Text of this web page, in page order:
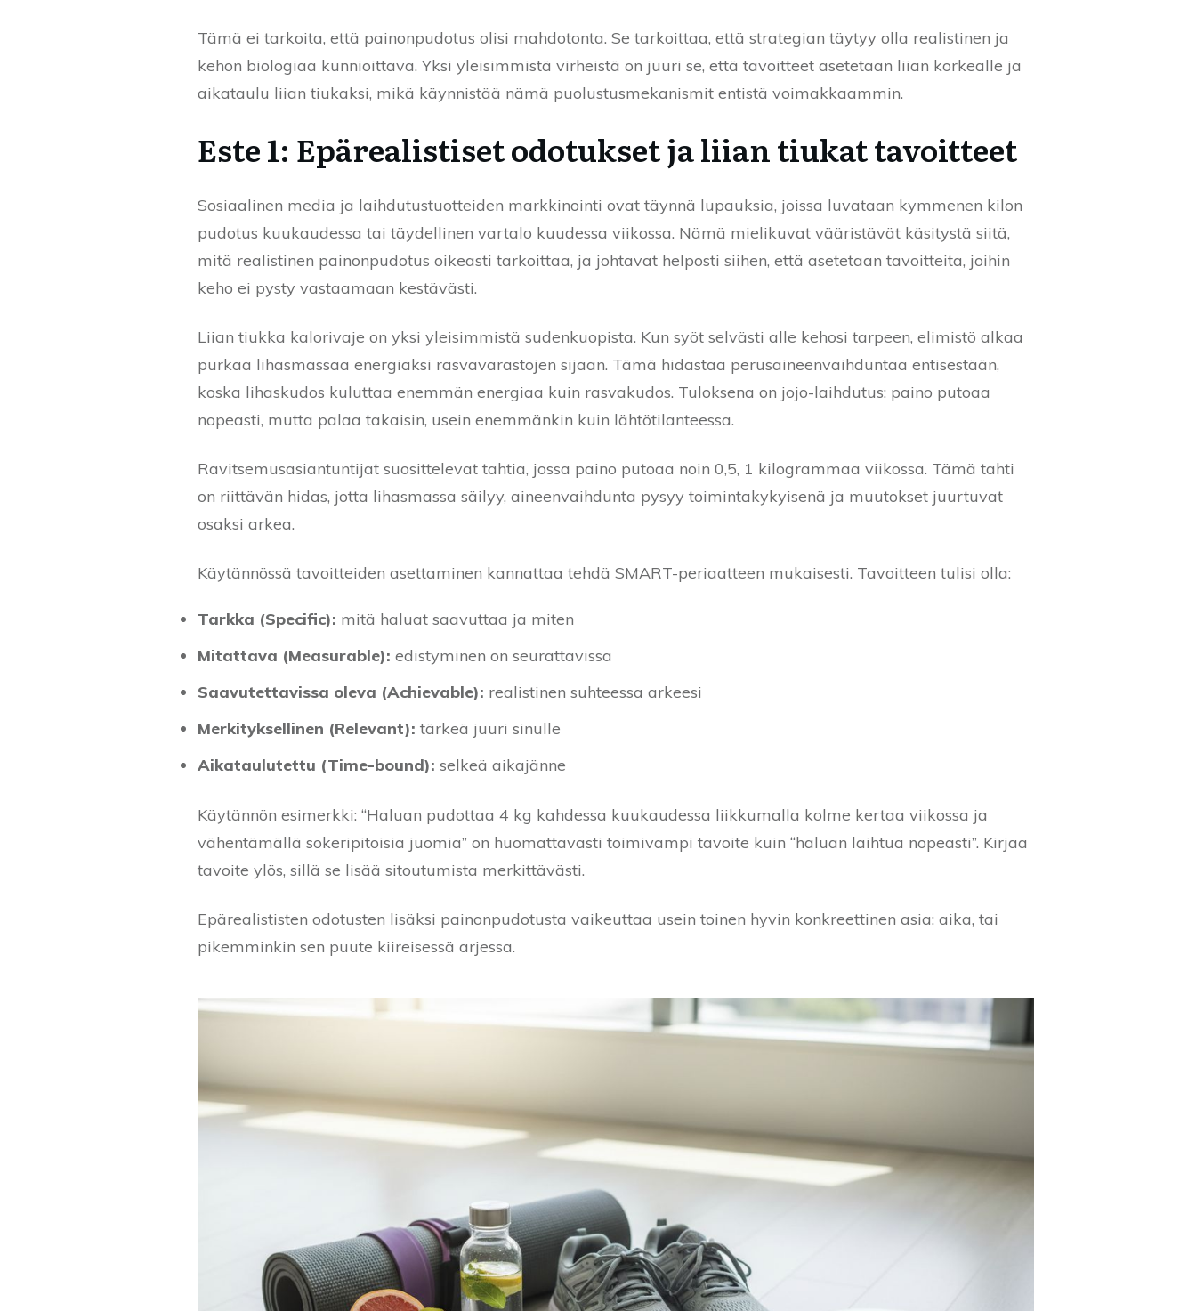
Tämä ei tarkoita, että painonpudotus olisi mahdotonta. Se tarkoittaa, että strategian täytyy olla realistinen ja
kehon biologiaa kunnioittava. Yksi yleisimmistä virheistä on juuri se, että tavoitteet asetetaan liian korkealle ja
aikataulu liian tiukaksi, mikä käynnistää nämä puolustusmekanismit entistä voimakkaammin.
Este 1: Epärealistiset odotukset ja liian tiukat tavoitteet
Sosiaalinen media ja laihdutustuotteiden markkinointi ovat täynnä lupauksia, joissa luvataan kymmenen kilon
pudotus kuukaudessa tai täydellinen vartalo kuudessa viikossa. Nämä mielikuvat vääristävät käsitystä siitä,
mitä realistinen painonpudotus oikeasti tarkoittaa, ja johtavat helposti siihen, että asetetaan tavoitteita, joihin
keho ei pysty vastaamaan kestävästi.
Liian tiukka kalorivaje on yksi yleisimmistä sudenkuopista. Kun syöt selvästi alle kehosi tarpeen, elimistö alkaa
purkaa lihasmassaa energiaksi rasvavarastojen sijaan. Tämä hidastaa perusaineenvaihduntaa entisestään,
koska lihaskudos kuluttaa enemmän energiaa kuin rasvakudos. Tuloksena on jojo-laihdutus: paino putoaa
nopeasti, mutta palaa takaisin, usein enemmänkin kuin lähtötilanteessa.
Ravitsemusasiantuntijat suosittelevat tahtia, jossa paino putoaa noin 0,5, 1 kilogrammaa viikossa. Tämä tahti
on riittävän hidas, jotta lihasmassa säilyy, aineenvaihdunta pysyy toimintakykyisenä ja muutokset juurtuvat
osaksi arkea.
Käytännössä tavoitteiden asettaminen kannattaa tehdä SMART-periaatteen mukaisesti. Tavoitteen tulisi olla:
Tarkka (Specific): mitä haluat saavuttaa ja miten
Mitattava (Measurable): edistyminen on seurattavissa
Saavutettavissa oleva (Achievable): realistinen suhteessa arkeesi
Merkityksellinen (Relevant): tärkeä juuri sinulle
Aikataulutettu (Time-bound): selkeä aikajänne
Käytännön esimerkki: “Haluan pudottaa 4 kg kahdessa kuukaudessa liikkumalla kolme kertaa viikossa ja
vähentämällä sokeripitoisia juomia” on huomattavasti toimivampi tavoite kuin “haluan laihtua nopeasti”. Kirjaa
tavoite ylös, sillä se lisää sitoutumista merkittävästi.
Epärealististen odotusten lisäksi painonpudotusta vaikeuttaa usein toinen hyvin konkreettinen asia: aika, tai
pikemminkin sen puute kiireisessä arjessa.